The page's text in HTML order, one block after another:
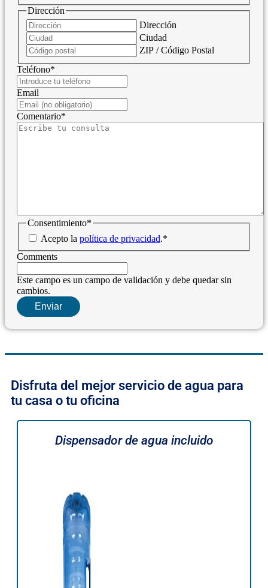
Dirección
Dirección
Ciudad
ZIP / Código Postal
Teléfono*
Email
Comentario*
Consentimiento*
Acepto la política de privacidad.*
Comments
Este campo es un campo de validación y debe quedar sin
cambios.
Disfruta del mejor servicio de agua para
tu casa o tu oficina
Dispensador de agua incluido